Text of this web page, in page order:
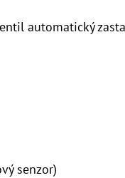
automatický
senzor)